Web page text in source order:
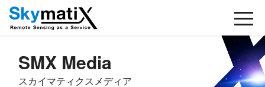
SMX Media
スカイマティクスメディア